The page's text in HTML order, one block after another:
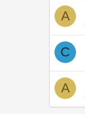
A
C
A